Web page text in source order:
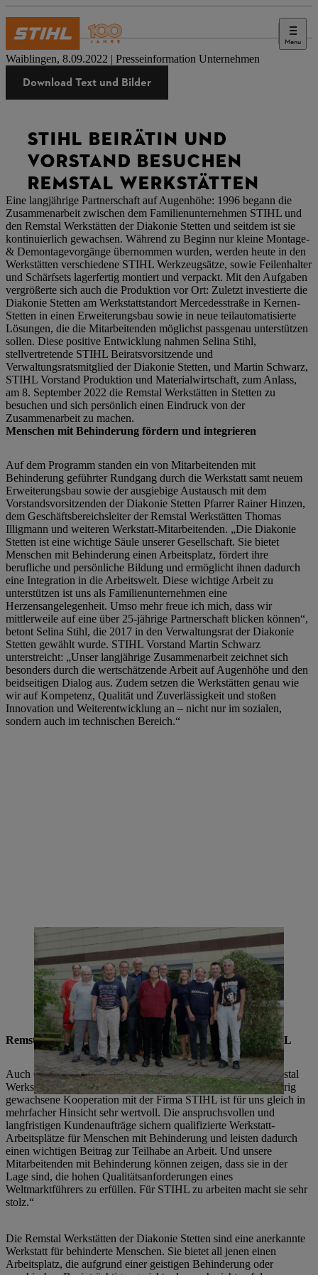
Menu
Presse
Waiblingen, 8.09.2022 | Presseinformation Unternehmen
Download Text und Bilder
STIHL BEIRÄTIN UND
VORSTAND BESUCHEN
REMSTAL WERKSTÄTTEN
Eine langjährige Partnerschaft auf Augenhöhe: 1996 begann die
Zusammenarbeit zwischen dem Familienunternehmen STIHL und
den Remstal Werkstätten der Diakonie Stetten und seitdem ist sie
kontinuierlich gewachsen. Während zu Beginn nur kleine Montage-
& Demontagevorgänge übernommen wurden, werden heute in den
Werkstätten verschiedene STIHL Werkzeugsätze, sowie Feilenhalter
und Schärfsets lagerfertig montiert und verpackt. Mit den Aufgaben
vergrößerte sich auch die Produktion vor Ort: Zuletzt investierte die
Diakonie Stetten am Werkstattstandort Mercedesstraße in Kernen-
Stetten in einen Erweiterungsbau sowie in neue teilautomatisierte
Lösungen, die die Mitarbeitenden möglichst passgenau unterstützen
sollen. Diese positive Entwicklung nahmen Selina Stihl,
stellvertretende STIHL Beiratsvorsitzende und
Verwaltungsratsmitglied der Diakonie Stetten, und Martin Schwarz,
STIHL Vorstand Produktion und Materialwirtschaft, zum Anlass,
am 8. September 2022 die Remstal Werkstätten in Stetten zu
besuchen und sich persönlich einen Eindruck von der
Zusammenarbeit zu machen.
Menschen mit Behinderung fördern und integrieren
Auf dem Programm standen ein von Mitarbeitenden mit
Behinderung geführter Rundgang durch die Werkstatt samt neuem
Erweiterungsbau sowie der ausgiebige Austausch mit dem
Vorstandsvorsitzenden der Diakonie Stetten Pfarrer Rainer Hinzen,
dem Geschäftsbereichsleiter der Remstal Werkstätten Thomas
Illigmann und weiteren Werkstatt-Mitarbeitenden. „Die Diakonie
Stetten ist eine wichtige Säule unserer Gesellschaft. Sie bietet
Menschen mit Behinderung einen Arbeitsplatz, fördert ihre
berufliche und persönliche Bildung und ermöglicht ihnen dadurch
eine Integration in die Arbeitswelt. Diese wichtige Arbeit zu
unterstützen ist uns als Familienunternehmen eine
Herzensangelegenheit. Umso mehr freue ich mich, dass wir
mittlerweile auf eine über 25-jährige Partnerschaft blicken können“,
betont Selina Stihl, die 2017 in den Verwaltungsrat der Diakonie
Stetten gewählt wurde. STIHL Vorstand Martin Schwarz
unterstreicht: „Unser langjährige Zusammenarbeit zeichnet sich
besonders durch die wertschätzende Arbeit auf Augenhöhe und den
beidseitigen Dialog aus. Zudem setzen die Werkstätten genau wie
wir auf Kompetenz, Qualität und Zuverlässigkeit und stoßen
Innovation und Weiterentwicklung an – nicht nur im sozialen,
sondern auch im technischen Bereich.“
Selina Stihl, stellvertretende Beiratsvorsitzende (3. v. r.) und Martin
Schwarz, Vorstand Produktion und Materialwirtschaft, wurden von
dem Vorstandsvorsitzenden der Diakonie Stetten Pfarrer Rainer
Hinzen (5. v. r.), dem Geschäftsbereichsleiter der Remstal
Werkstätten Thomas Illigmann (5. v. l.), dem stellvertretenden
Geschäftsbereichsleiter Holger Kirr (2. v. r.) und Mitarbeiterinnen und
Mitarbeiter der Remstal Werkstätte empfangen.
Remstal Werkstätten schätzen Zusammenarbeit mit STIHL
Auch Geschäftsbereichsleiter Thomas Illigmann von den Remstal
Werkstätten schätzt die Partnerschaft mit STIHL: „Die langjährig
gewachsene Kooperation mit der Firma STIHL ist für uns gleich in
mehrfacher Hinsicht sehr wertvoll. Die anspruchsvollen und
langfristigen Kundenaufträge sichern qualifizierte Werkstatt-
Arbeitsplätze für Menschen mit Behinderung und leisten dadurch
einen wichtigen Beitrag zur Teilhabe an Arbeit. Und unsere
Mitarbeitenden mit Behinderung können zeigen, dass sie in der
Lage sind, die hohen Qualitätsanforderungen eines
Weltmarktführers zu erfüllen. Für STIHL zu arbeiten macht sie sehr
stolz.“
Die Remstal Werkstätten der Diakonie Stetten sind eine anerkannte
Werkstatt für behinderte Menschen. Sie bietet all jenen einen
Arbeitsplatz, die aufgrund einer geistigen Behinderung oder